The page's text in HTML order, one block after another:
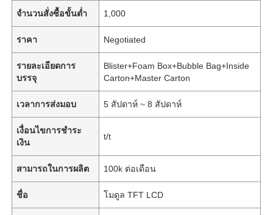
จำนวนสั่งซื้อขั้นต่ำ 1,000
ราคา Negotiated
รายละเอียดการ
บรรจุ
Blister+Foam Box+Bubble Bag+Inside
Carton+Master Carton
เวลาการส่งมอบ 5 สัปดาห์ ~ 8 สัปดาห์
เงื่อนไขการชำระ
เงิน
t/t
สามารถในการผลิต 100k ต่อเดือน
ชื่อ โมดูล TFT LCD